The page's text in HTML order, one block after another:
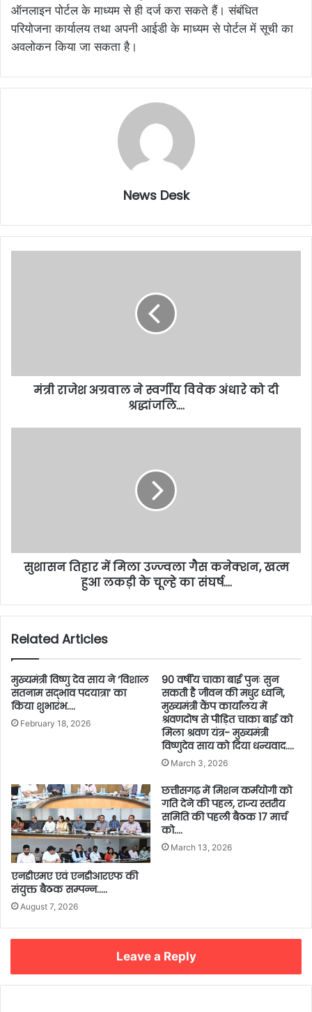
ऑनलाइन पोर्टलके माध्यम से ही दर्ज करा सकते हैं। संबंधित
परियोजना कार्यालय तथा अपनी आईडी के माध्यम से पोर्टल में सूची का
अवलोकन किया जा सकता है।
News Desk
मंत्री राजेश अग्रवाल ने स्वर्गीय विवेक अंधारे को दी
श्रद्धांजलि….
सुशासन तिहार में मिला उज्ज्वला गैस कनेक्शन, खत्म
हुआ लकड़ी के चूल्हे का संघर्ष….
Related Articles
मुख्यमंत्री विष्णु देव साय ने ‘विशाल
सतनाम सद्भाव पदयात्रा’ का
किया शुभारंभ….
February 18, 2026
90 वर्षीय चाका बाई पुनः सुन
सकती है जीवन की मधुर ध्वनि,
मुख्यमंत्री कैंप कार्यालय में
श्रवणदोष से पीड़ित चाका बाई को
मिला श्रवण यंत्र- मुख्यमंत्री
विष्णुदेव साय को दिया धन्यवाद….
March 3, 2026
एनडीएमए एवं एनडीआरएफ की
संयुक्त बैठक सम्पन्न…..
August 7, 2026
छत्तीसगढ़ में मिशन कर्मयोगी को
गति देने की पहल, राज्य स्तरीय
समिति की पहली बैठक 17 मार्च
को….
March 13, 2026
Leave a Reply